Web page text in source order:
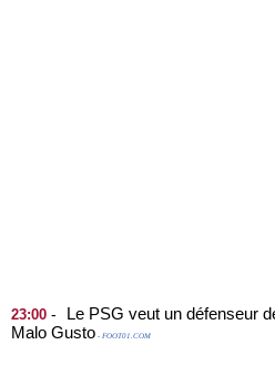
23:00 -
Le PSG veut un défenseur
Malo Gusto - FOOT01.COM